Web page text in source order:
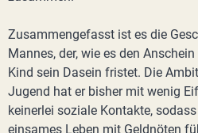
Zusammengefasst ist es die
Mannes, der, wie es den
Kind sein Dasein fristet. Die
Jugend hat er bisher mit wenig
keinerlei soziale Kontakte,
einsames Leben mit Geldnöten